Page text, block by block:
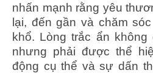
nhấn mạnh rằng yêu
lại, đến gần và chăm
khổ. Lòng trắc ẩn
nhưng phải được thể
động cụ thể và sự dấn